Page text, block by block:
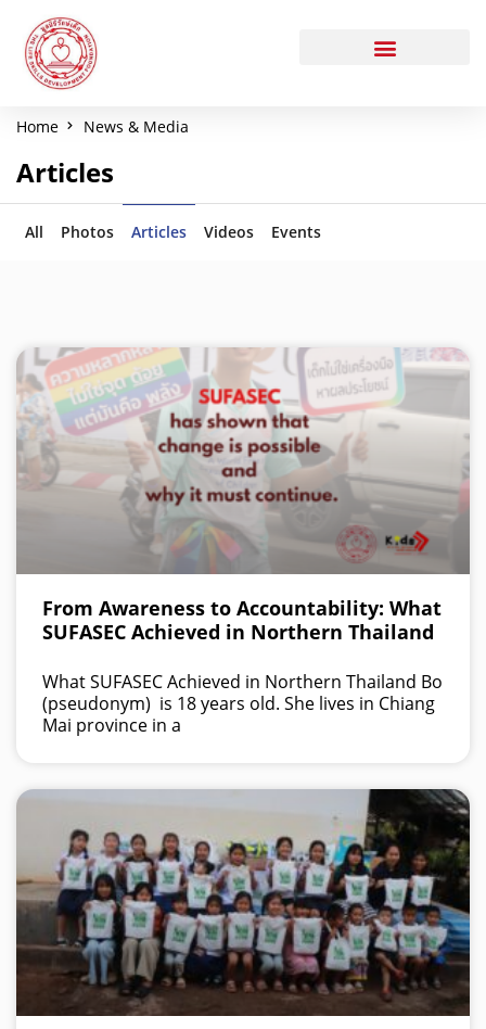
Home News & Media
Articles
All Photos Articles Videos Events
From Awareness to Accountability: What
SUFASEC Achieved in Northern Thailand
What SUFASEC Achieved in Northern Thailand Bo
(pseudonym) is 18 years old. She lives in Chiang
Mai province in a